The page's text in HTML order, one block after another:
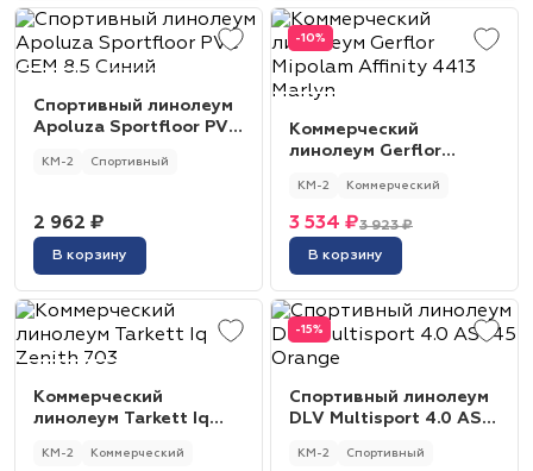
Спортивный линолеум
Apoluza Sportfloor PVC
КМ-2 Спортивный
2 962 ₽
В корзину
-10%
Коммерческий
линолеум Gerflor
Marlyn
КМ-2 Коммерческий
3 923 ₽
3 534 ₽
В корзину
Коммерческий
линолеум Tarkett Iq
КМ-2 Коммерческий
-15%
Спортивный линолеум
DLV Multisport 4.0 AS
КМ-2 Спортивный